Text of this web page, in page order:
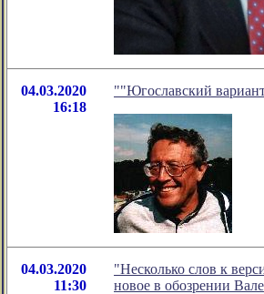
04.03.2020
16:18
""Югославский
04.03.2020
11:30
"Несколько слов к
новое в обозрении